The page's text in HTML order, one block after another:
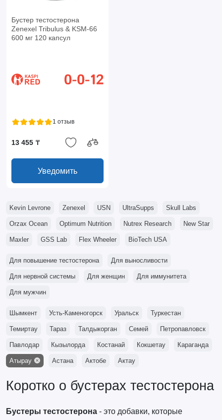
Бустер тестостерона
Zenexel Tribulus & KSM-66
600 мг 120 капсул
1 отзыв
13 455 ₸
Уведомить
Kevin Levrone Zenexel USN UltraSupps Skull Labs
Orzax Ocean Optimum Nutrition Nutrex Research New Star
Maxler GSS Lab Flex Wheeler BioTech USA
Для повышение тестостерона Для выносливости
Для нервной системы Для женщин Для иммунитета
Для мужчин
Шымкент Усть-Каменогорск Уральск Туркестан
Темиртау Тараз Талдыкорган Семей Петропавловск
Павлодар Кызылорда Костанай Кокшетау Караганда
Атырау Астана Актобе Актау
Коротко о бустерах тестостерона
Бустеры тестостерона- это добавки, которые